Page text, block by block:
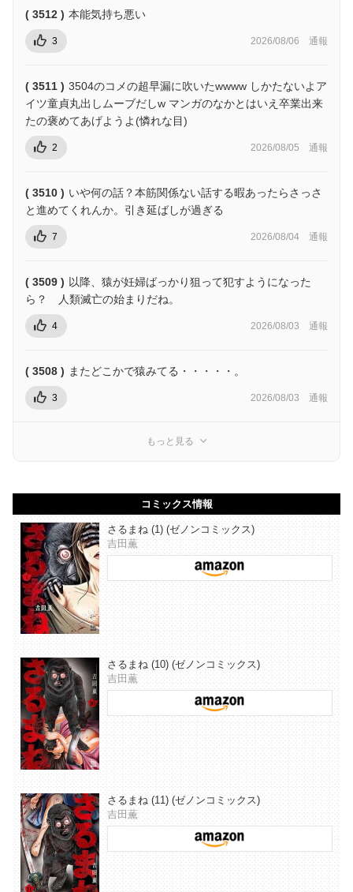
( 3512 ) 本能気持ち悪い
3 2026/08/06 通報
( 3511 ) 3504のコメの超早漏に吹いたwwww しかたないよア
イツ童貞丸出しムーブだしw マンガのなかとはいえ卒業出来
たの褒めてあげようよ(憐れな目)
2 2026/08/05 通報
( 3510 ) いや何の話？本筋関係ない話する暇あったらさっさ
と進めてくれんか。引き延ばしが過ぎる
7 2026/08/04 通報
( 3509 ) 以降、猿が妊婦ばっかり狙って犯すようになった
ら？ 人類滅亡の始まりだね。
4 2026/08/03 通報
( 3508 ) またどこかで猿みてる・・・・・。
3 2026/08/03 通報
もっと見る
コミックス情報
さるまね (1) (ゼノンコミックス)
吉田薫
さるまね (10) (ゼノンコミックス)
吉田薫
さるまね (11) (ゼノンコミックス)
吉田薫